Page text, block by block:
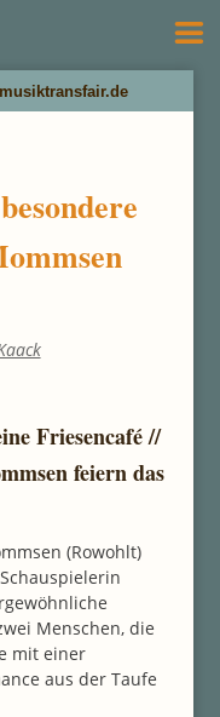
Friesencafé //
feiern das
(Rowohlt)
Menschen, die
mit einer
aus der Taufe